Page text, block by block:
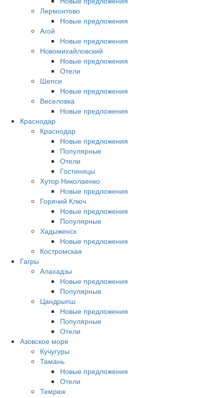
Лермонтово
Новые предложения
Агой
Новые предложения
Новомихайловский
Новые предложения
Отели
Шепси
Новые предложения
Веселовка
Новые предложения
Краснодар
Краснодар
Новые предложения
Популярные
Отели
Гостиницы
Хутор Николаенко
Новые предложения
Горячий Ключ
Новые предложения
Популярные
Хадыженск
Новые предложения
Костромская
Гагры
Алахадзы
Новые предложения
Популярные
Цандрыпш
Новые предложения
Популярные
Отели
Азовское море
Кучугуры
Тамань
Новые предложения
Отели
Темрюк